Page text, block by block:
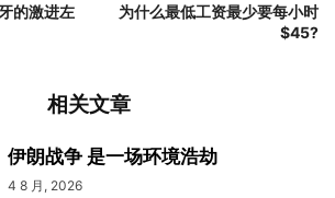
的激进左
为什么最低工资最少要每小时
$45?
相关文章
伊朗战争 是一场环境浩劫
4 8 月, 2026